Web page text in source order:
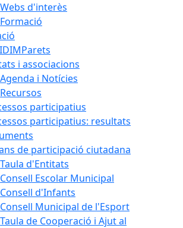
Webs d'interès
Formació
i associacions
Agenda i Notícies
Recursos
participatius
participatius: resultats
de participació ciutadana
Taula d'Entitats
Consell Escolar Municipal
Consell d'Infants
Consell Municipal de l'Esport
Taula de Cooperació i Ajut al